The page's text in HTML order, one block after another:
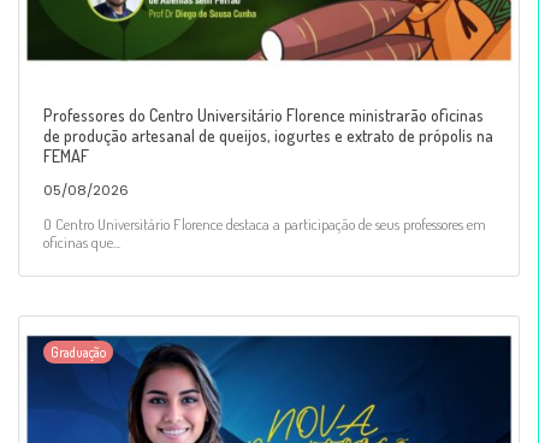
Professores do Centro Universitário Florence ministrarão oficinas
de produção artesanal de queijos, iogurtes e extrato de própolis na
FEMAF
05/08/2026
O Centro Universitário Florence destaca a participação de seus professores em
oficinas que...
Graduação